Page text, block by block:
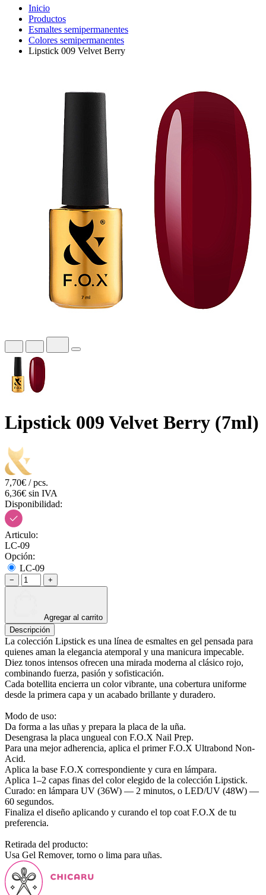
Inicio
Productos
Esmaltes semipermanentes
Colores semipermanentes
Lipstick 009 Velvet Berry
Lipstick 009 Velvet Berry (7ml)
7,70€ / pcs.
6,36€ sin IVA
Disponibilidad:
Articulo:
LC-09
Opción:
LC-09
− +
Agregar al carrito
Descripción
La colección Lipstick es una línea de esmaltes en gel pensada para
quienes aman la elegancia atemporal y una manicura impecable.
Diez tonos intensos ofrecen una mirada moderna al clásico rojo,
combinando fuerza, pasión y sofisticación.
Cada botellita encierra un color vibrante, una cobertura uniforme
desde la primera capa y un acabado brillante y duradero.
Modo de uso:
Da forma a las uñas y prepara la placa de la uña.
Desengrasa la placa ungueal con F.O.X Nail Prep.
Para una mejor adherencia, aplica el primer F.O.X Ultrabond Non-
Acid.
Aplica la base F.O.X correspondiente y cura en lámpara.
Aplica 1–2 capas finas del color elegido de la colección Lipstick.
Curado: en lámpara UV (36W) — 2 minutos, o LED/UV (48W) —
60 segundos.
Finaliza el diseño aplicando y curando el top coat F.O.X de tu
preferencia.
Retirada del producto:
Usa Gel Remover, torno o lima para uñas.